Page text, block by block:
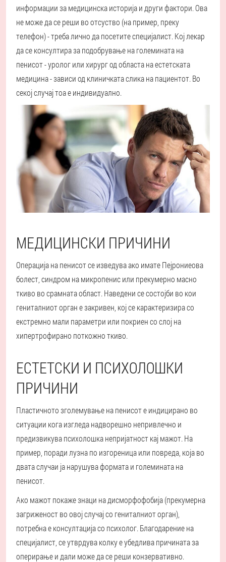
информации за медицинска историја и други фактори. Ова
не може да се реши во отсуство (на пример, преку
телефон) - треба лично да посетите специјалист. Кој лекар
да се консултира за подобрување на големината на
пенисот - уролог или хирург од областа на естетската
медицина - зависи од клиничката слика на пациентот. Во
секој случај тоа е индивидуално.
МЕДИЦИНСКИ ПРИЧИНИ
Операција на пенисот се изведува ако имате Пејрониеова
болест, синдром на микропенис или прекумерно масно
ткиво во срамната област. Наведени се состојби во кои
гениталниот орган е закривен, кој се карактеризира со
екстремно мали параметри или покриен со слој на
хипертрофирано поткожно ткиво.
ЕСТЕТСКИ И ПСИХОЛОШКИ
ПРИЧИНИ
Пластичното зголемување на пенисот е индицирано во
ситуации кога изгледа надворешно непривлечно и
предизвикува психолошка непријатност кај мажот. На
пример, поради лузна по изгореница или повреда, која во
двата случаи ја нарушува формата и големината на
пенисот.
Ако мажот покаже знаци на дисморфофобија (прекумерна
загриженост во овој случај со гениталниот орган),
потребна е консултација со психолог. Благодарение на
специјалист, се утврдува колку е убедлива причината за
оперирање и дали може да се реши конзервативно.